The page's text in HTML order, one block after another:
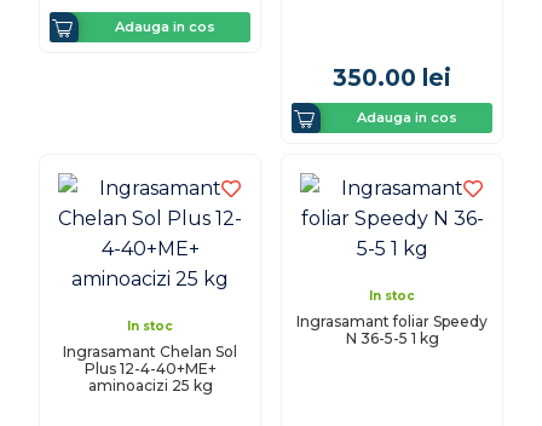
Adauga in cos
350.00 lei
Adauga in cos
In stoc
Ingrasamant Chelan Sol
Plus 12-4-40+ME+
aminoacizi 25 kg
In stoc
Ingrasamant foliar Speedy
N 36-5-5 1 kg